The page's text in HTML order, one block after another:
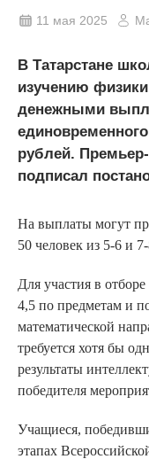
11 мая 2025
В Татарстане
изучению
денежными
рублей.
подписал
На выплаты могут
50 человек из 5-6 и
Для участия в
4,5 по предметам и
математической
требуется хотя бы
результаты
победителя
Учащиеся,
этапах